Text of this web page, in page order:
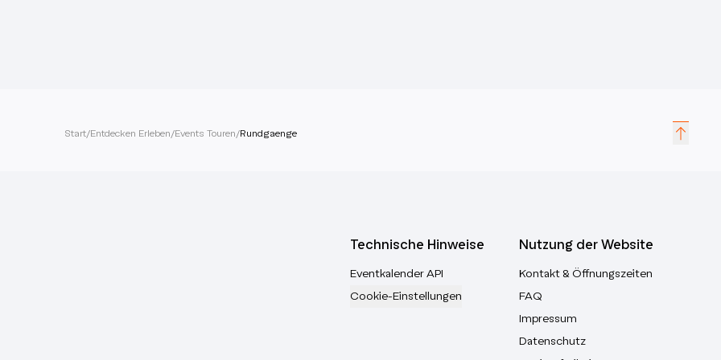
Start/Entdecken Erleben/Events Touren/Rundgaenge
Technische Hinweise
Eventkalender API
Cookie-Einstellungen
Nutzung der Website
Kontakt & Öffnungszeiten
FAQ
Impressum
Datenschutz